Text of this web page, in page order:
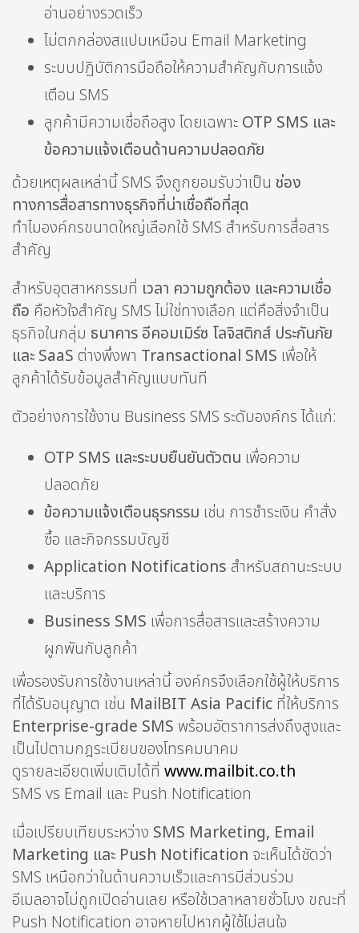
อ่านอย่างรวดเร็ว
ไม่ตกกล่องสแปมเหมือน Email Marketing
ระบบปฏิบัติการมือถือให้ความสำคัญกับการแจ้ง
เตือน SMS
ลูกค้ามีความเชื่อถือสูง โดยเฉพาะ OTP SMS และ
ข้อความแจ้งเตือนด้านความปลอดภัย
ด้วยเหตุผลเหล่านี้ SMS จึงถูกยอมรับว่าเป็น ช่อง
ทางการสื่อสารทางธุรกิจที่น่าเชื่อถือที่สุด
ทำไมองค์กรขนาดใหญ่เลือกใช้ SMS สำหรับการสื่อสาร
สำคัญ
สำหรับอุตสาหกรรมที่ เวลา ความถูกต้อง และความเชื่อ
ถือ คือหัวใจสำคัญ SMS ไม่ใช่ทางเลือก แต่คือสิ่งจำเป็น
ธุรกิจในกลุ่ม ธนาคาร อีคอมเมิร์ซ โลจิสติกส์ ประกันภัย
และ SaaS ต่างพึ่งพา Transactional SMS เพื่อให้
ลูกค้าได้รับข้อมูลสำคัญแบบทันที
ตัวอย่างการใช้งาน Business SMS ระดับองค์กร ได้แก่:
OTP SMS และระบบยืนยันตัวตน เพื่อความ
ปลอดภัย
ข้อความแจ้งเตือนธุรกรรม เช่น การชำระเงิน คำสั่ง
ซื้อ และกิจกรรมบัญชี
Application Notifications สำหรับสถานะระบบ
และบริการ
Business SMS เพื่อการสื่อสารและสร้างความ
ผูกพันกับลูกค้า
เพื่อรองรับการใช้งานเหล่านี้ องค์กรจึงเลือกใช้ผู้ให้บริการ
ที่ได้รับอนุญาต เช่น MailBIT Asia Pacific ที่ให้บริการ
Enterprise-grade SMS พร้อมอัตราการส่งถึงสูงและ
เป็นไปตามกฎระเบียบของโทรคมนาคม
ดูรายละเอียดเพิ่มเติมได้ที่ www.mailbit.co.th
SMS vs Email และ Push Notification
เมื่อเปรียบเทียบระหว่าง SMS Marketing, Email
Marketing และ Push Notification จะเห็นได้ชัดว่า
SMS เหนือกว่าในด้านความเร็วและการมีส่วนร่วม
อีเมลอาจไม่ถูกเปิดอ่านเลย หรือใช้เวลาหลายชั่วโมง ขณะที่
Push Notification อาจหายไปหากผู้ใช้ไม่สนใจ